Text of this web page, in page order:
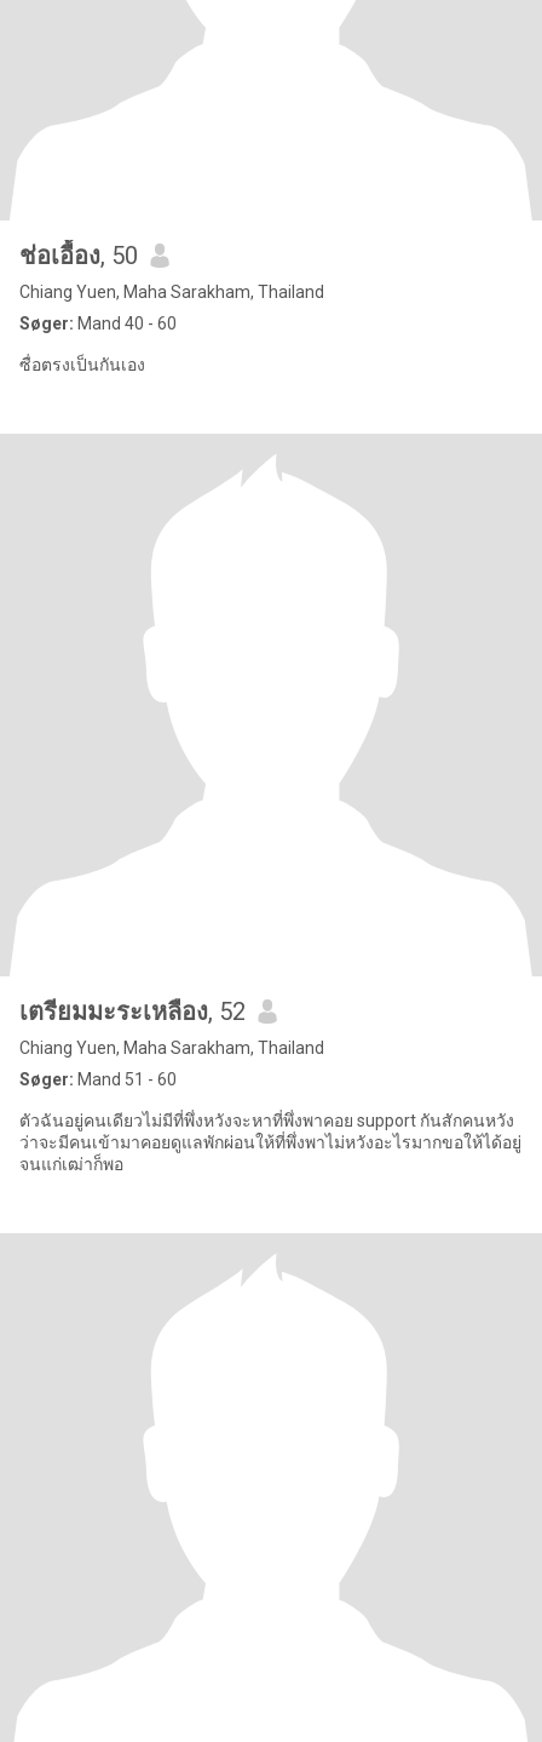
ช่อเอื้อง, 50
Chiang Yuen, Maha Sarakham, Thailand
Søger: Mand 40 - 60
ซื่อตรงเป็นกันเอง
เตรียมมะระเหลือง, 52
Chiang Yuen, Maha Sarakham, Thailand
Søger: Mand 51 - 60
ตัวฉันอยู่คนเดียวไม่มีที่พึ่งหวังจะหาที่พึ่งพาคอย support กันสักคนหวัง
ว่าจะมีคนเข้ามาคอยดูแลพักผ่อนให้ที่พึ่งพาไม่หวังอะไรมากขอให้ได้อยู่
จนแก่เฒ่าก็พอ